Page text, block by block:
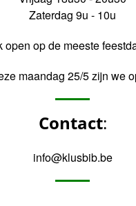
Zaterdag 9u - 10u
open op de meeste
maandag 25/5 zijn we
Contact:
info@klusbib.be